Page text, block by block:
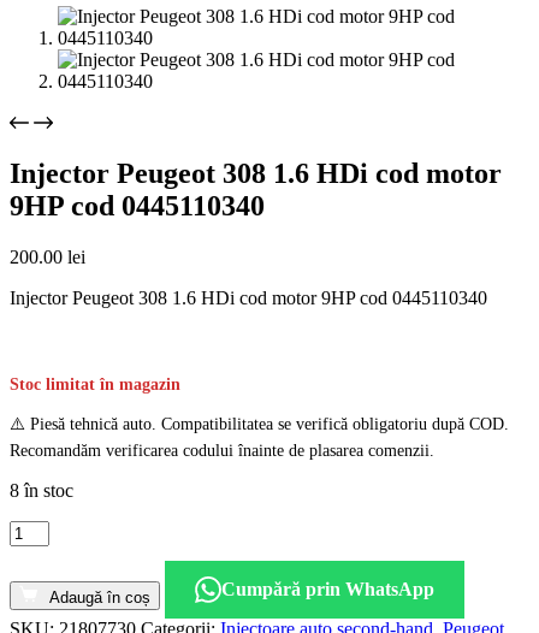
Injector Peugeot 308 1.6 HDi cod motor
9HP cod 0445110340
200.00 lei
Injector Peugeot 308 1.6 HDi cod motor 9HP cod 0445110340
Stoc limitat în magazin
⚠️ Piesă tehnică auto. Compatibilitatea se verifică obligatoriu după COD.
Recomandăm verificarea codului înainte de plasarea comenzii.
8 în stoc
Cantitate
Injector
1.6
Adaugă în coș
Cumpără prin WhatsApp
SKU: 21807730 Categorii: Injectoare auto second-hand Peugeot